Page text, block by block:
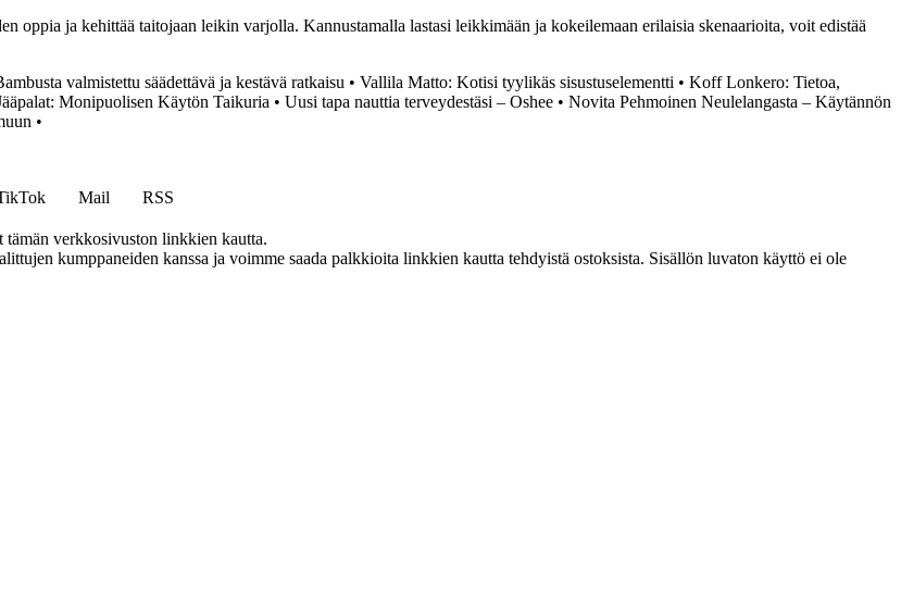
oppia ja kehittää taitojaan leikin varjolla. Kannustamalla lastasi leikkimään ja kokeilemaan erilaisia skenaarioita, voit edistää
valmistettu säädettävä ja kestävä ratkaisu • Vallila Matto: Kotisi tyylikäs sisustuselementti • Koff Lonkero: Tietoa,
Monipuolisen Käytön Taikuria • Uusi tapa nauttia terveydestäsi – Oshee • Novita Pehmoinen Neulelangasta – Käytännön
•
Mail
RSS
tämän verkkosivuston linkkien kautta.
kumppaneiden kanssa ja voimme saada palkkioita linkkien kautta tehdyistä ostoksista. Sisällön luvaton käyttö ei ole